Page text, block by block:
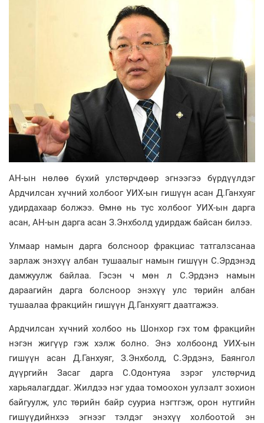
АН-ын нөлөө бүхий улстөрчдөөр эгнээгээ бүрдүүлдэг
Ардчилсан хүчний холбоог УИХ-ын гишүүн асан Д.Ганхуяг
удирдахаар болжээ. Өмнө нь тус холбоог УИХ-ын дарга
асан, АН-ын дарга асан З.Энхболд удирдаж байсан билээ.
Улмаар намын дарга болсноор фракциас татгалзсанаа
зарлаж энэхүү албан тушаалыг намын гишүүн С.Эрдэнэд
дамжуулж байлаа. Гэсэн ч мөн л С.Эрдэнэ намын
дараагийн дарга болсноор энэхүү улс төрийн албан
тушаалаа фракцийн гишүүн Д.Ганхуягт даатгажээ.
Ардчилсан хүчний холбоо нь Шонхор гэх том фракцийн
нэгэн жигүүр гэж хэлж болно. Энэ холбоонд УИХ-ын
гишүүн асан Д.Ганхуяг, З.Энхболд, С.Эрдэнэ, Баянгол
дүүргийн Засаг дарга С.Одонтуяа зэрэг улстөрчид
харьяалагддаг. Жилдээ нэг удаа томоохон уулзалт зохион
байгуулж, улс төрийн байр сууриа нэгтгэж, орон нутгийн
гишүүдийнхээ эгнээг тэлдэг энэхүү холбоотой эн